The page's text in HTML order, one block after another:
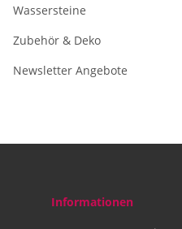
Wassersteine
Zubehör & Deko
Newsletter Angebote
Informationen